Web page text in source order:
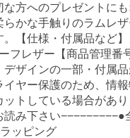
な方へのプレゼントに
らかな手触りのラムレ
。【仕様・付属品など
フレザー【商品管理番
デザインの一部・付属
イヤー保護のため、情
ットしている場合があ
読み下さい−−−−−−−−−●
ッピング